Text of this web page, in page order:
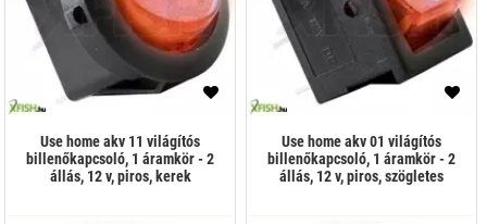
Use home akv 11 világítós
billenőkapcsoló, 1 áramkör - 2
állás, 12 v, piros, kerek
Use home akv 01 világítós
billenőkapcsoló, 1 áramkör - 2
állás, 12 v, piros, szögletes